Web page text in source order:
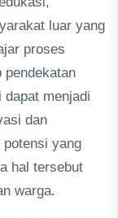
luar yang
proses
pendekatan
dapat menjadi
dan
potensi yang
hal tersebut
warga.